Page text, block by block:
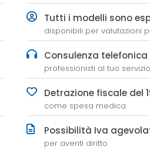
Tutti i modelli sono
disponibili per valutazioni
Consulenza telefonica
professionisti al tuo servizio
Detrazione fiscale del
come spesa medica
Possibilità Iva
per aventi diritto